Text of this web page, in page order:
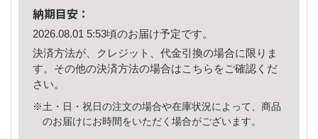
納期目安：
2026.08.01 5:53頃のお届け予定です。
決済方法が、クレジット、代金引換の場合に限りま
す。その他の決済方法の場合はこちら をご確認くだ
さい。
※土・日・祝日の注文の場合や在庫状況によって、商品
のお届けにお時間をいただく場合がございます。